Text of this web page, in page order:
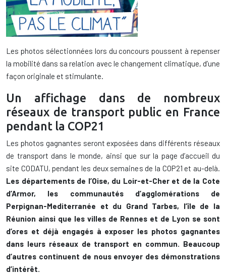
Les photos sélectionnées lors du concours poussent à repenser
la mobilité dans sa relation avec le changement climatique, d’une
façon originale et stimulante.
Un affichage dans de nombreux
réseaux de transport public en France
pendant la COP21
Les photos gagnantes seront exposées dans différents réseaux
de transport dans le monde, ainsi que sur la page d’accueil du
site CODATU, pendant les deux semaines de la COP21 et au-delà.
Les départements de l’Oise, du Loir-et-Cher et de la Cote
d’Armor, les communautés d’agglomérations de
Perpignan-Mediterranée et du Grand Tarbes, l’île de la
Réunion ainsi que les villes de Rennes et de Lyon se sont
d’ores et déjà engagés à exposer les photos gagnantes
dans leurs réseaux de transport en commun. Beaucoup
d’autres continuent de nous envoyer des démonstrations
d’intérêt.